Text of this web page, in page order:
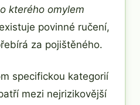
kterého omylem
povinné ručení,
za pojištěného.
specifickou kategorií
mezi nejrizikovější